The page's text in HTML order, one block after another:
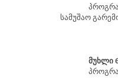
სამუშაო
მუხლი